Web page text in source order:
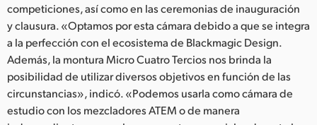
competiciones, así como en las ceremonias de inauguración
y clausura. «Optamos por esta cámara debido a que se integra
a la perfección con el ecosistema de Blackmagic Design.
Además, la montura Micro Cuatro Tercios nos brinda la
posibilidad de utilizar diversos objetivos en función de las
circunstancias», indicó. «Podemos usarla como cámara de
estudio con los mezcladores ATEM o de manera